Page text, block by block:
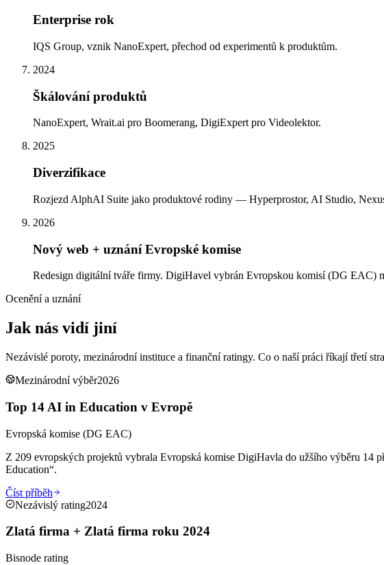
Enterprise rok
IQS Group, vznik NanoExpert, přechod od experimentů k produktům.
2024
Škálování produktů
NanoExpert, Wrait.ai pro Boomerang, DigiExpert pro Videolektor.
2025
Diverzifikace
Rozjezd AlphAI Suite jako produktové rodiny — Hyperprostor, AI Studio,
2026
Nový web + uznání Evropské komise
Redesign digitální tváře firmy. DigiHavel vybrán Evropskou komisí (DG EAC)
Ocenění a uznání
Jak nás vidí jiní
Nezávislé poroty, mezinárodní instituce a finanční ratingy. Co o naší práci říkají třetí
Mezinárodní výběr2026
Top 14 AI in Education v Evropě
Evropská komise (DG EAC)
Z 209 evropských projektů vybrala Evropská komise DigiHavla do užšího výběru 14
Education“.
Číst příběh
Nezávislý rating2024
Zlatá firma + Zlatá firma roku 2024
Bisnode rating